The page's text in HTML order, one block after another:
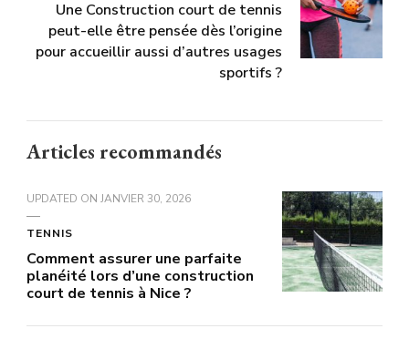
Une Construction court de tennis
peut-elle être pensée dès l’origine
pour accueillir aussi d’autres usages
sportifs ?
Articles recommandés
UPDATED ON JANVIER 30, 2026
TENNIS
Comment assurer une parfaite
planéité lors d’une construction
court de tennis à Nice ?